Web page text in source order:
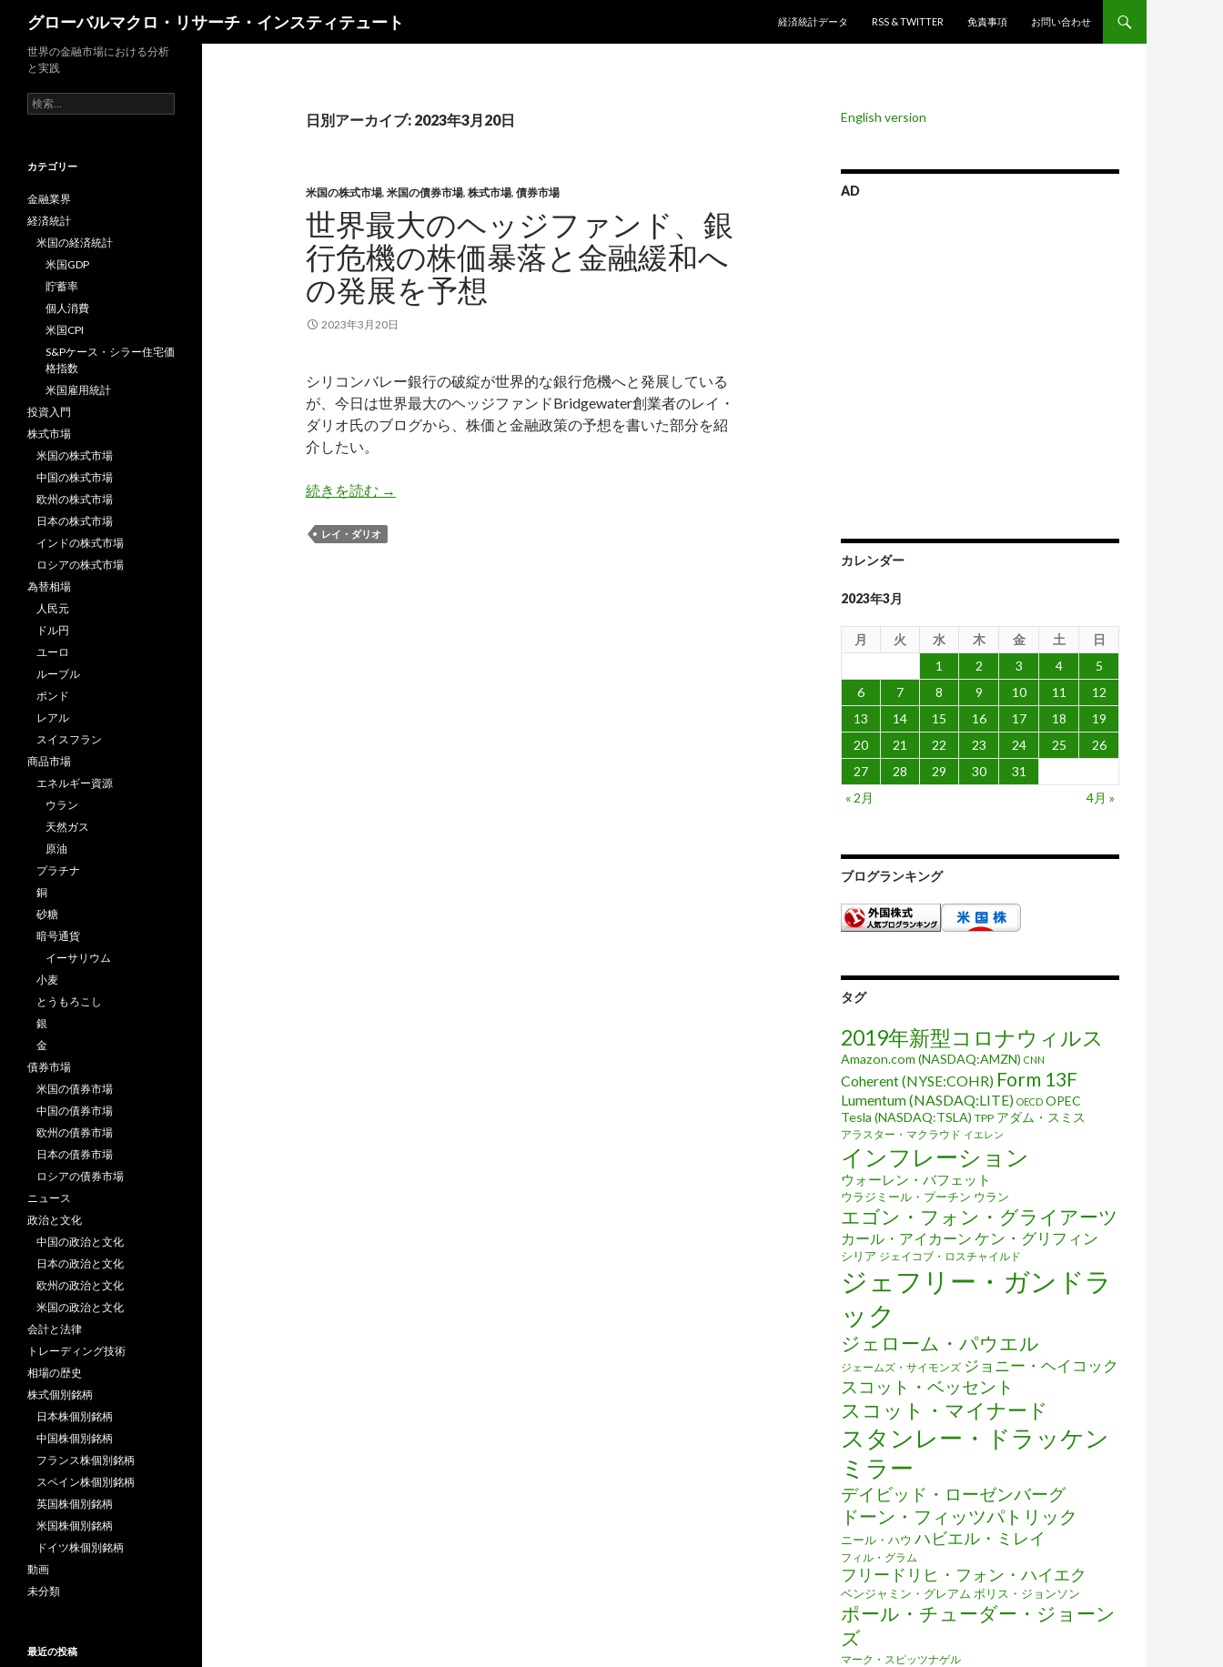
グローバルマクロ・リサーチ・インスティテュート
経済統計データ
RSS & TWITTER 免責事項 お問い合わせ
日別アーカイブ: 2023年3月20日
米国の株式市場, 米国の債券市場, 株式市場, 債券市場
世界最大のヘッジファンド、銀
行危機の株価暴落と金融緩和へ
の発展を予想
2023年3月20日
シリコンバレー銀行の破綻が世界的な銀行危機へと発展している
が、今日は世界最大のヘッジファンドBridgewater創業者のレイ・
ダリオ氏のブログから、株価と金融政策の予想を書いた部分を紹
介したい。
続きを読む 世界最大のヘッジファンド、銀行危機の株価暴落と金融緩和への発展を予想
→
レイ・ダリオ
English version
AD
カレンダー
2023年3月
月 火 水 木 金 土
日
1
2 3 4
5
6
7 8 9 10 11
12
13
14 15 16 17 18
19
20
21 22 23 24 25
26
27
28 29 30
31
« 2月
4月 »
ブログランキング
タグ
2019年新型コロナウィルス
Amazon.com (NASDAQ:AMZN) CNN
Coherent (NYSE:COHR) Form 13F
Lumentum (NASDAQ:LITE) OECD OPEC
Tesla (NASDAQ:TSLA) TPP アダム・スミス
アラスター・マクラウド イエレン
インフレーション
ウォーレン・バフェット
ウラジミール・プーチン ウラン
エゴン・フォン・グライアーツ
カール・アイカーン ケン・グリフィン
シリア ジェイコブ・ロスチャイルド
ジェフリー・ガンドラ
ック
ジェローム・パウエル
ジェームズ・サイモンズ ジョニー・ヘイコック
スコット・ベッセント
スコット・マイナード
スタンレー・ドラッケン
ミラー
デイビッド・ローゼンバーグ
ドーン・フィッツパトリック
ニール・ハウ ハビエル・ミレイ
フィル・グラム
フリードリヒ・フォン・ハイエク
ベンジャミン・グレアム ボリス・ジョンソン
ポール・チューダー・ジョーン
ズ
マーク・スピッツナゲル
世界の金融市場における分析
と実践
検
索:
カテゴリー
金融業界
経済統計
米国の経済統計
米国GDP
貯蓄率
個人消費
米国CPI
S&Pケース・シラー住宅価
格指数
米国雇用統計
投資入門
株式市場
米国の株式市場
中国の株式市場
欧州の株式市場
日本の株式市場
インドの株式市場
ロシアの株式市場
為替相場
人民元
ドル円
ユーロ
ルーブル
ポンド
レアル
スイスフラン
商品市場
エネルギー資源
ウラン
天然ガス
原油
プラチナ
銅
砂糖
暗号通貨
イーサリウム
小麦
とうもろこし
銀
金
債券市場
米国の債券市場
中国の債券市場
欧州の債券市場
日本の債券市場
ロシアの債券市場
ニュース
政治と文化
中国の政治と文化
日本の政治と文化
欧州の政治と文化
米国の政治と文化
会計と法律
トレーディング技術
相場の歴史
株式個別銘柄
日本株個別銘柄
中国株個別銘柄
フランス株個別銘柄
スペイン株個別銘柄
英国株個別銘柄
米国株個別銘柄
ドイツ株個別銘柄
動画
未分類
最近の投稿